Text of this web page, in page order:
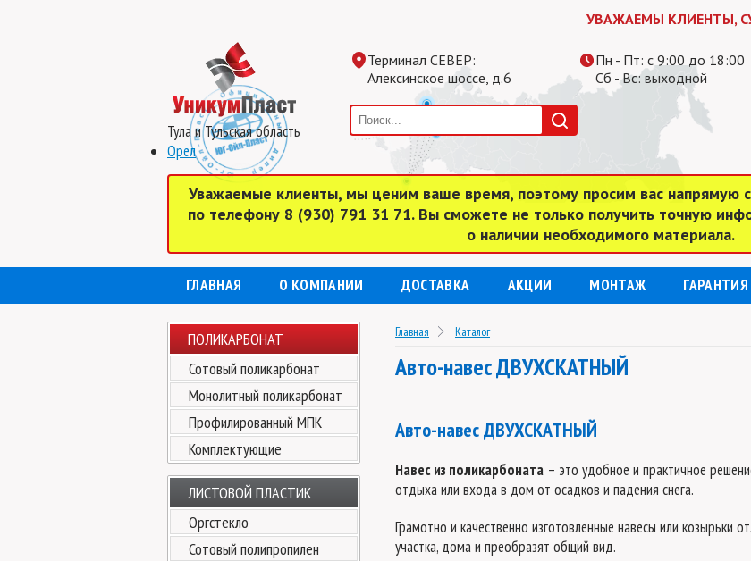
УВАЖАЕМЫ КЛИЕНТЫ,
Тула и Тульская область
Орел
Терминал СЕВЕР:
Алексинское шоссе, д.6
Пн - Пт: с 9:00 до 18:00
Сб - Вс: выходной
Уважаемые клиенты, мы ценим ваше время, поэтому просим вас напрямую
по телефону 8 (930) 791 31 71. Вы сможете не только получить точную
о наличии необходимого материала.
ГЛАВНАЯ О КОМПАНИИ ДОСТАВКА АКЦИИ МОНТАЖ ГАРАНТИЯ
ПОЛИКАРБОНАТ
Сотовый поликарбонат
Монолитный поликарбонат
Профилированный МПК
Комплектующие
ЛИСТОВОЙ ПЛАСТИК
Оргстекло
Сотовый полипропилен
Главная Каталог
Авто-навес ДВУХСКАТНЫЙ
Авто-навес ДВУХСКАТНЫЙ
Навес из поликарбоната – это удобное и практичное
отдыха или входа в дом от осадков и падения снега.
Грамотно и качественно изготовленные навесы или козырьки
участка, дома и преобразят общий вид.